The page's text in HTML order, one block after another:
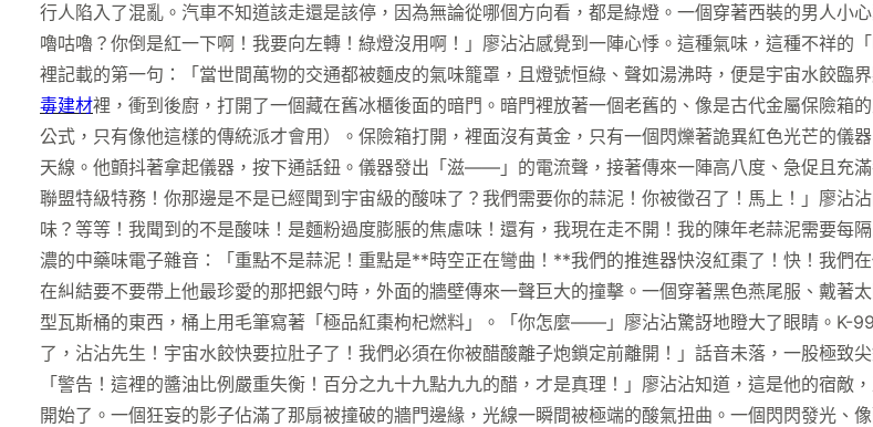
行人陷入了混亂。汽車不知道該走還是該停，因為無論從哪個方向看，都是綠燈。一個穿著西裝的男人小
嚕咕嚕？你倒是紅一下啊！我要向左轉！綠燈沒用啊！」廖沾沾感覺到一陣心悸。這種氣味，這種不祥的
裡記載的第一句：「當世間萬物的交通都被麵皮的氣味籠罩，且燈號恒綠、聲如湯沸時，便是宇宙水餃
毒建材裡，衝到後廚，打開了一個藏在舊冰櫃後面的暗門。暗門裡放著一個老舊的、像是古代金屬保險箱
公式，只有像他這樣的傳統派才會用）。保險箱打開，裡面沒有黃金，只有一個閃爍著詭異紅色光芒的儀
天線。他顫抖著拿起儀器，按下通話鈕。儀器發出「滋——」的電流聲，接著傳來一陣高八度、急促且充
聯盟特級特務！你那邊是不是已經聞到宇宙級的酸味了？我們需要你的蒜泥！你被徵召了！馬上！」廖沾
味？等等！我聞到的不是酸味！是麵粉過度膨脹的焦慮味！還有，我現在走不開！我的陳年老蒜泥需要
濃的中藥味電子雜音：「重點不是蒜泥！重點是**時空正在彎曲！**我們的推進器快沒紅棗了！快！我
在糾結要不要帶上他最珍愛的那把銀勺時，外面的牆壁傳來一聲巨大的撞擊。一個穿著黑色燕尾服、戴著
型瓦斯桶的東西，桶上用毛筆寫著「極品紅棗枸杞燃料」。「你怎麼——」廖沾沾驚訝地瞪大了眼睛。K-
了，沾沾先生！宇宙水餃快要拉肚子了！我們必須在你被醋酸離子炮鎖定前離開！」話音未落，一股極致
「警告！這裡的醬油比例嚴重失衡！百分之九十九點九九的醋，才是真理！」廖沾沾知道，這是他的宿
開始了。一個狂妄的影子佔滿了那扇被撞破的牆門邊緣，光線一瞬間被極端的酸氣扭曲。一個閃閃發光、